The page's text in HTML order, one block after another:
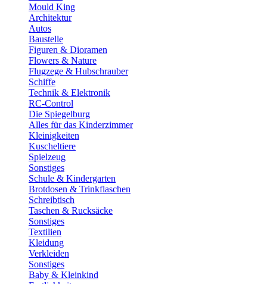
Mould King
Architektur
Autos
Baustelle
Figuren & Dioramen
Flowers & Nature
Flugzege & Hubschrauber
Schiffe
Technik & Elektronik
RC-Control
Die Spiegelburg
Alles für das Kinderzimmer
Kleinigkeiten
Kuscheltiere
Spielzeug
Sonstiges
Schule & Kindergarten
Brotdosen & Trinkflaschen
Schreibtisch
Taschen & Rucksäcke
Sonstiges
Textilien
Kleidung
Verkleiden
Sonstiges
Baby & Kleinkind